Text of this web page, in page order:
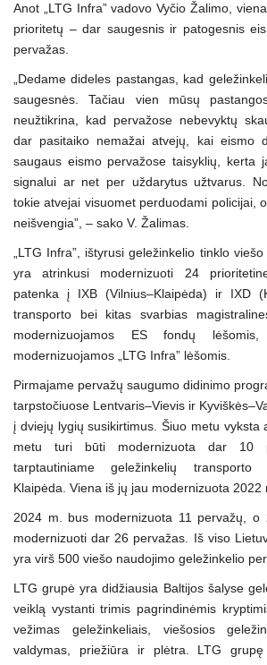
Anot „LTG Infra” vadovo Vyčio Žalimo,
prioritetų – dar saugesnis ir patogesnis
pervažas.
„Dedame dideles pastangas, kad
saugesnės. Tačiau vien mūsų
neužtikrina, kad pervažose nebevyktų
dar pasitaiko nemažai atvejų, kai eismo
saugaus eismo pervažose taisyklių, kerta
signalui ar net per uždarytus užtvarus.
tokie atvejai visuomet perduodami policijai,
neišvengia”, – sako V. Žalimas.
„LTG Infra”, ištyrusi geležinkelio tinklo
yra atrinkusi modernizuoti 24
patenka į IXB (Vilnius–Klaipėda) ir IXD
transporto bei kitas svarbias
modernizuojamos ES fondų
modernizuojamos „LTG Infra” lėšomis.
Pirmajame pervažų saugumo didinimo
tarpstočiuose Lentvaris–Vievis ir
į dviejų lygių susikirtimus. Šiuo metu vyksta
metu turi būti modernizuota dar 10
tarptautiniame geležinkelių transporto
Klaipėda. Viena iš jų jau modernizuota 2022
2024 m. bus modernizuota 11 pervažų, o
modernizuoti dar 26 pervažas. Iš viso
yra virš 500 viešo naudojimo geležinkelio
LTG grupė yra didžiausia Baltijos šalyse
veiklą vystanti trimis pagrindinėmis
vežimas geležinkeliais, viešosios
valdymas, priežiūra ir plėtra. LTG